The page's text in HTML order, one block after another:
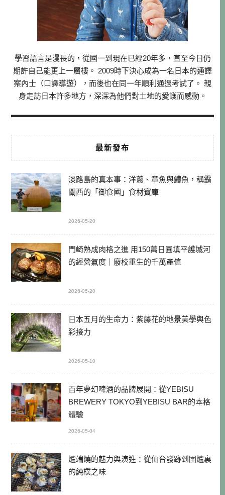
學習語言是漫長的，從國一到現在已經20年多，直至今日仍
期許自己能更上一層樓。 2009時下決心成為一名日本的通譯
案內士（口譯導遊），而後也在同一年順利通過考試了。 親
身走訪日本許多地方，深深為他們對土地的愛護而感動。
最新發布
淡路島的真本事：洋蔥、章魚與鱧魚，稱霸
關西的「御食國」食材寶庫
2026-05-20
門崎熟成肉格之進 用150萬日圓填平護城河
的經營氣度｜廢校重生的千萬產值
2026-05-20
日本五月的生命力：紫藤花的地景美學與色
彩接力
2026-05-10
百年夢幻啤酒的品牌展開：從YEBISU
BREWERY TOKYO到YEBISU BAR的本格
體驗
2026-05-04
爐端燒的魅力與演進：從仙台發跡到圍爐裏
的純樸之味